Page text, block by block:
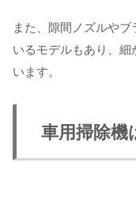
また、隙間ノズルや
いるモデルもあり、
います。
車用掃除機